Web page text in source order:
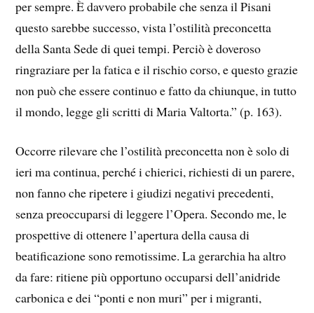
per sempre. È davvero probabile che senza il Pisani
questo sarebbe successo, vista l’ostilità preconcetta
della Santa Sede di quei tempi. Perciò è doveroso
ringraziare per la fatica e il rischio corso, e questo grazie
non può che essere continuo e fatto da chiunque, in tutto
il mondo, legge gli scritti di Maria Valtorta.” (p. 163).
Occorre rilevare che l’ostilità preconcetta non è solo di
ieri ma continua, perché i chierici, richiesti di un parere,
non fanno che ripetere i giudizi negativi precedenti,
senza preoccuparsi di leggere l’Opera. Secondo me, le
prospettive di ottenere l’apertura della causa di
beatificazione sono remotissime. La gerarchia ha altro
da fare: ritiene più opportuno occuparsi dell’anidride
carbonica e dei “ponti e non muri” per i migranti,